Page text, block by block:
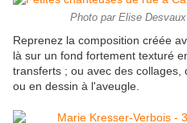
Photo par Elise
Reprenez la composition créée
là sur un fond fortement texturé
transferts ; ou avec des
ou en dessin à l'aveugle.